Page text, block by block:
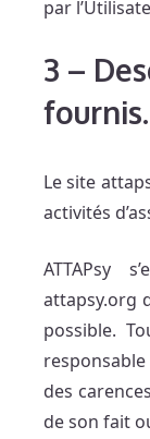
par
3 –
fournis.
Le site
activités
ATTAPsy
attapsy.org
possible.
des
de son fait